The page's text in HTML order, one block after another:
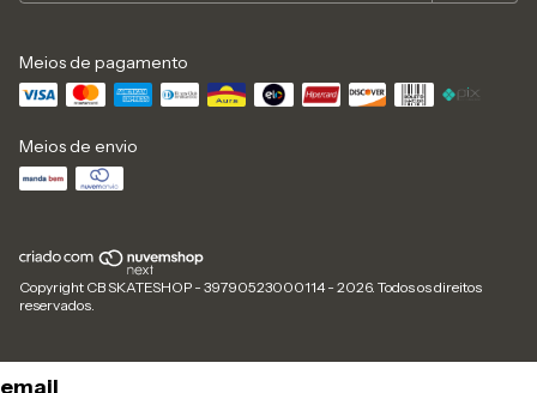
Meios de pagamento
Meios de envio
Copyright CB SKATESHOP - 39790523000114 - 2026. Todos os direitos
reservados.
email